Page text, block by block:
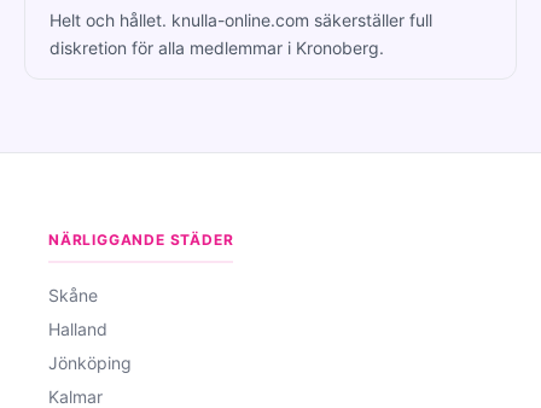
Helt och hållet. knulla-online.com säkerställer full
diskretion för alla medlemmar i Kronoberg.
NÄRLIGGANDE STÄDER
Skåne
Halland
Jönköping
Kalmar